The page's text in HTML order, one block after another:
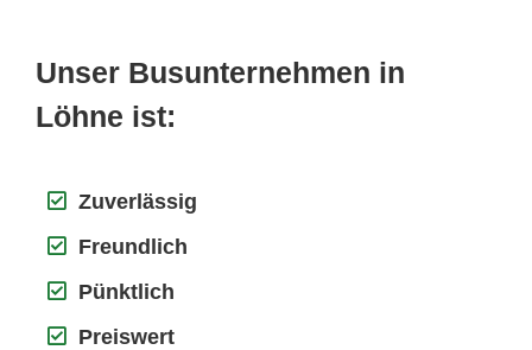
Unser Busunternehmen in
Löhne ist:
Zuverlässig
Freundlich
Pünktlich
Preiswert